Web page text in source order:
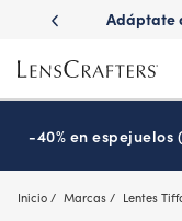
main
content
a cualquier luz con
-40% en
Inicio Marcas Lentes